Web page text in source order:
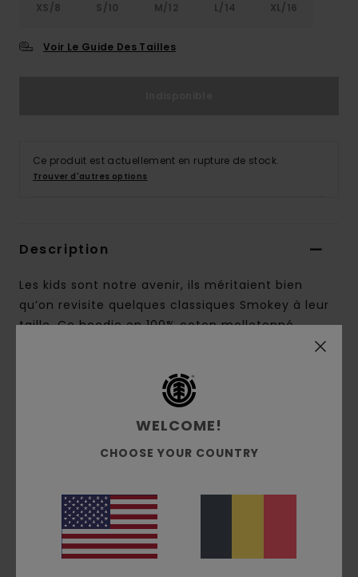
XS/8 S/10 M/12 L/14 XL/16
Voir Le Guide Des Tailles
Ce produit est actuellement en rupture de stock.
Trouver d'autres options
Description
Les kids sont notre avenir, ils méritaient bien
qu’on revisite quelques classiques Smokey à leur
taille. Ce hoodie en 100% coton molletonné
intègre un imprimé d’un ancien poster Smokey
à jouer dans la protection des forêts, des parcs et
des animaux qui y trouvent refuge. Un logo
Element discret complète le modèle. Element est
fier de s’associer à nouveau à Smokey Bear pour
légendaire. Une partie des recettes issues de la
collection sera reversée pour contribuer à la
campagne de prévention de Smokey.
WELCOME!
CHOOSE YOUR COUNTRY